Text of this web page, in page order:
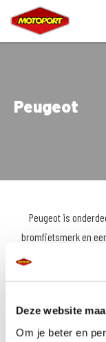
Deze website
Om je beter en
Peugeot
Peugeot is
bromfietsmerk en
produceerde
Peugeot voor het
beëindigd, maar na
model van dat merk